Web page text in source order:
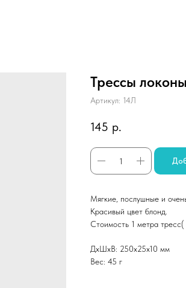
Трессы
Артикул: 14Л
145 р.
Мягкие, послушные и
Красивый цвет блонд.
Стоимость 1 метра тресс(
ДxШxВ: 250x25x10 мм
Вес: 45 г